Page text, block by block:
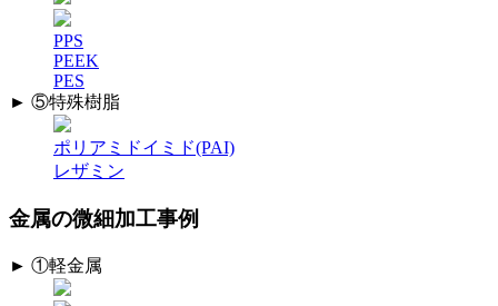
PPS
PEEK
PES
► ⑤特殊樹脂
ポリアミドイミド(PAI)
レザミン
金属の微細加工事例
► ①軽金属